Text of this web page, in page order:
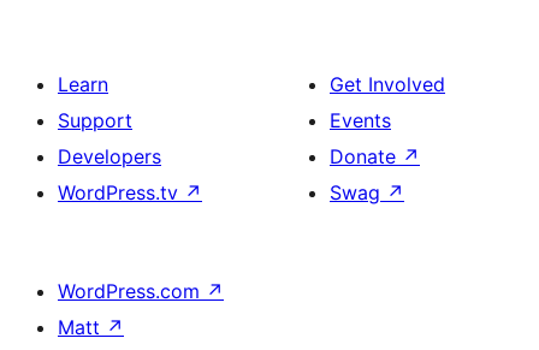
Learn
Support
Developers
WordPress.tv ↗
Get Involved
Events
Donate ↗
Swag ↗
WordPress.com ↗
Matt ↗